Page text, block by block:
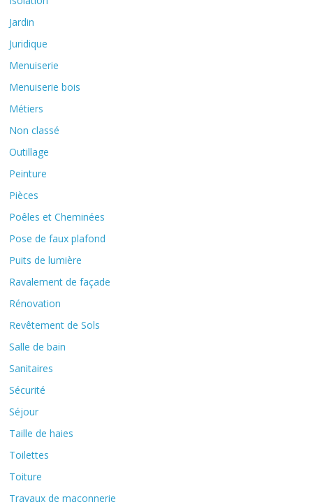
Jardin
Juridique
Menuiserie
Menuiserie bois
Métiers
Non classé
Outillage
Peinture
Pièces
Poêles et Cheminées
Pose de faux plafond
Puits de lumière
Ravalement de façade
Rénovation
Revêtement de Sols
Salle de bain
Sanitaires
Sécurité
Séjour
Taille de haies
Toilettes
Toiture
Travaux de maçonnerie